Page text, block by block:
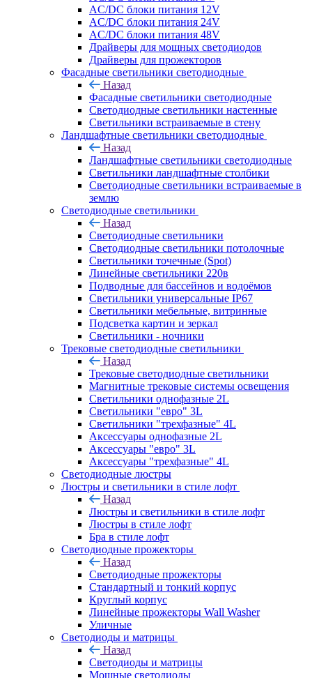
AC/DC блоки питания 12V
AC/DC блоки питания 24V
AC/DC блоки питания 48V
Драйверы для мощных светодиодов
Драйверы для прожекторов
Фасадные светильники светодиодные
Назад
Фасадные светильники светодиодные
Светодиодные светильники настенные
Светильники встраиваемые в стену
Ландшафтные светильники светодиодные
Назад
Ландшафтные светильники светодиодные
Светильники ландшафтные столбики
Светодиодные светильники встраиваемые в
землю
Светодиодные светильники
Назад
Светодиодные светильники
Светодиодные светильники потолочные
Светильники точечные (Spot)
Линейные светильники 220в
Подводные для бассейнов и водоёмов
Светильники универсальные IP67
Светильники мебельные, витринные
Подсветка картин и зеркал
Светильники - ночники
Трековые светодиодные светильники
Назад
Трековые светодиодные светильники
Магнитные трековые системы освещения
Светильники однофазные 2L
Светильники "евро" 3L
Светильники "трехфазные" 4L
Аксессуары однофазные 2L
Аксессуары "евро" 3L
Аксессуары "трехфазные" 4L
Светодиодные люстры
Люстры и светильники в стиле лофт
Назад
Люстры и светильники в стиле лофт
Люстры в стиле лофт
Бра в стиле лофт
Светодиодные прожекторы
Назад
Светодиодные прожекторы
Стандартный и тонкий корпус
Круглый корпус
Линейные прожекторы Wall Washer
Уличные
Светодиоды и матрицы
Назад
Светодиоды и матрицы
Мощные светодиоды